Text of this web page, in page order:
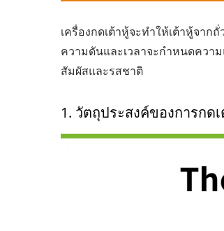
เครื่องกดเต้าหู้จะทำให้เต้าหู้จา
ความดันและเวลาจะกำหนดควา
สัมผัสและรสชาติ
1. วัตถุประสงค์ของการกด